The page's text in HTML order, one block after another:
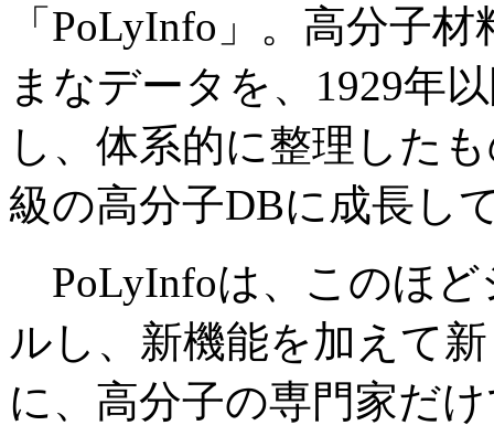
「PoLyInfo」。高分子
まなデータを、1929年
し、体系的に整理した
級の高分子DBに成長し
PoLyInfoは、このほど
ルし、新機能を加えて
に、高分子の専門家だ